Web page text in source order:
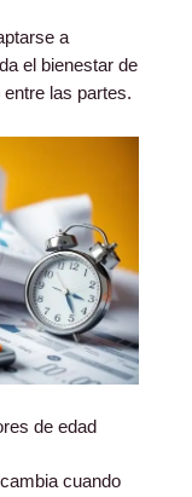
a
el bienestar de
las partes.
de edad
cuando